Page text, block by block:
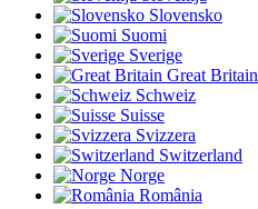
Slovensko
Suomi
Sverige
Great Britain
Schweiz
Suisse
Svizzera
Switzerland
Norge
România